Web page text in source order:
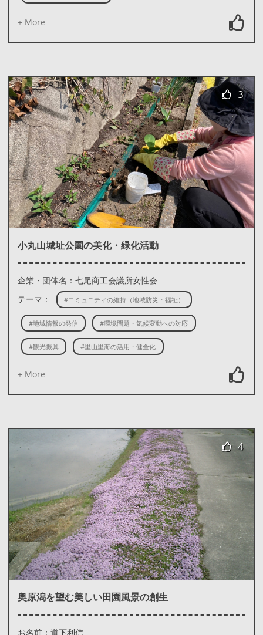
+ More
3
小丸山城址公園の美化・緑化活動
企業・団体名：七尾商工会議所女性会
テーマ：
#コミュニティの維持（地域防災・福祉）
#地域情報の発信 #環境問題・気候変動への対応
#観光振興 #里山里海の活用・健全化
+ More
4
奥原潟を望む美しい田園風景の創生
お名前：道下利信